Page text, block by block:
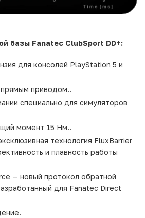
базы Fanatec ClubSport DD+:
для консолей PlayStation 5 и
приводом..
специально для симуляторов
момент 15 Нм..
технология FluxBarrier
и плавность работы
— новый протокол обратной
для Fanatec Direct